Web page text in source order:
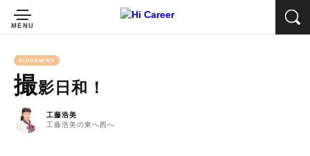
BLOG&NEWS
撮影日和！
工藤浩美
工藤浩美の東へ西へ